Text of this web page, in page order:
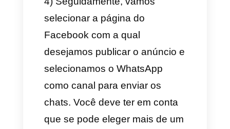
aprovados pelo WhatsApp.
3) Clicar em continuar no
Facebook.
4) Escreva o texto do anúncio e
estabeleça a sua audiência,